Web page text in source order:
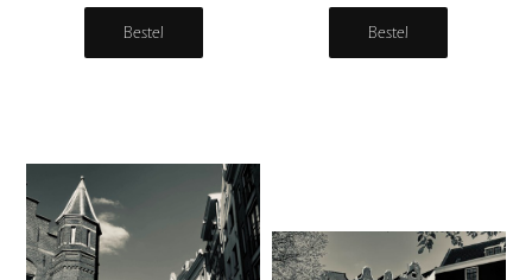
Bestel Bestel